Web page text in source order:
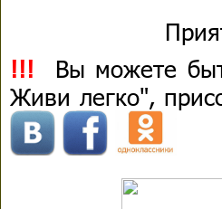
!!! Вы можете
Живи легко",